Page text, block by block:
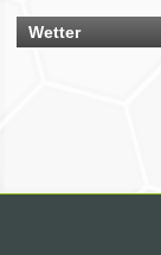
dein Wohnort
Wetter